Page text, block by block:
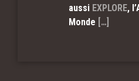
aussi EXPLORE,
Monde […]